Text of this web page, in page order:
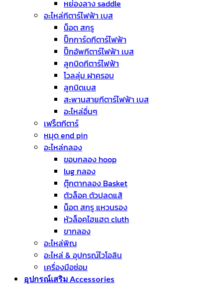
หย่องลาง saddle
อะไหล่กีตาร์ไฟฟ้า เบส
น็อต สกรู
ปิ๊กการ์ดกีตาร์ไฟฟ้า
ปิ๊กอัพกีตาร์ไฟฟ้า เบส
ลูกบิดกีตาร์ไฟฟ้า
โวลลุ่ม ฝาครอบ
ลูกบิดเบส
สะพานสายกีตาร์ไฟฟ้า เบส
อะไหล่อื่นๆ
เฟร็ตกีตาร์
หมุด end pin
อะไหล่กลอง
ขอบกลอง hoop
lug กลอง
ตุ๊กตากลอง Basket
ตัวล็อค ตัวปลดแส้
น็อต สกรู แหวนรอง
หัวล็อคไฮแฮต cluth
ขากลอง
อะไหล่พิณ
อะไหล่ & อุปกรณ์ไวโอลิน
เครื่องมือซ่อม
อุปกรณ์เสริม Accessories